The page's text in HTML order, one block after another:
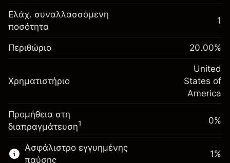
Αναπροσαρμογή
χρηματοδότησης κατά
τη διάρκεια της νύχτας
Χρεώσεις από την πλήρη αξία
της θέσης
%
(-$1.08)
~$5,000.00
Πηγαίνετε στην πλατφόρμα
Περιθώριο. Η επένδυσή
σας
Αναπροσαρμογή
τη διάρκεια της νύχτας
της θέσης
-0.000654
%
(-$0.03)
Μέγεθος διαπραγμάτευσης με μόχλευση
~$5,000.00
Χρήματα από μόχλευση ~
Ελάχ. συναλλασσόμενη
ποσότητα
1
Περιθώριο 20.00%
Χρηματιστήριο
United
States of
America
Προμήθεια στη
διαπραγμάτευση1 0%
Ασφάλιστρο εγγυημένης
παύσης
1%